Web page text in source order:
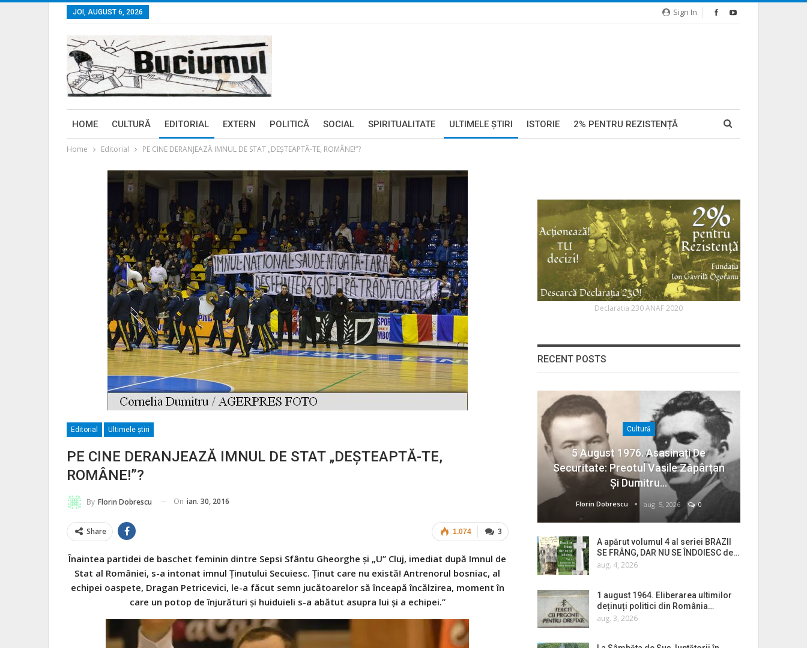
Sign In
JOI, AUGUST 6, 2026
HOME CULTURĂ EDITORIAL EXTERN POLITICĂ SOCIAL SPIRITUALITATE ULTIMELE ŞTIRI ISTORIE 2% PENTRU REZISTENȚĂ
Home Editorial PE CINE DERANJEAZĂ IMNUL DE STAT „DEȘTEAPTĂ-TE, ROMÂNE!”?
Editorial Ultimele ştiri
PE CINE DERANJEAZĂ IMNUL DE STAT „DEȘTEAPTĂ-TE,
ROMÂNE!”?
By Florin Dobrescu On ian. 30, 2016
3
1.074
Share
Înaintea partidei de baschet feminin dintre Sepsi Sfântu Gheorghe și „U” Cluj, imediat după Imnul de
Stat al României, s-a intonat imnul Ținutului Secuiesc. Ținut care nu există! Antrenorul bosniac, al
echipei oaspete, Dragan Petricevici, le-a făcut semn jucătoarelor să înceapă încălzirea, moment în
care un potop de înjurături și huiduieli s-a abătut asupra lui și a echipei.”
Declaratia 230 ANAF 2020
RECENT POSTS
Cultură
5 August 1976. Asasinați De
Securitate: Preotul Vasile Zăpârțan
Și Dumitru…
Florin Dobrescu aug. 5, 2026 0
A apărut volumul 4 al seriei BRAZII
SE FRÂNG, DAR NU SE ÎNDOIESC de…
aug. 4, 2026
1 august 1964. Eliberarea ultimilor
deținuți politici din România…
aug. 3, 2026